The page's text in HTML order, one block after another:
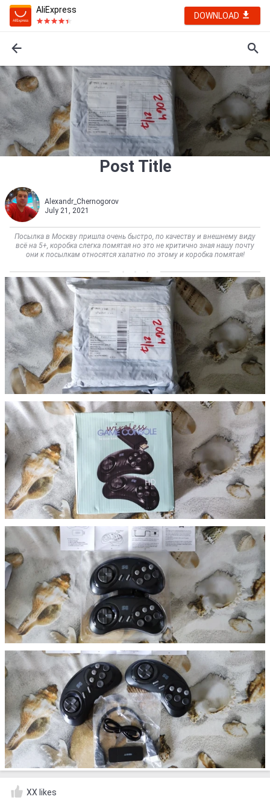
AliExpress
DOWNLOAD
Post Title
Alexandr_Chernogorov
July 21, 2021
Посылка в Москву пришла очень быстро, по качеству и внешнему виду
всё на 5+, коробка слегка помятая но это не критично зная нашу почту
они к посылкам относятся халатно по этому и коробка помятая!
XX likes